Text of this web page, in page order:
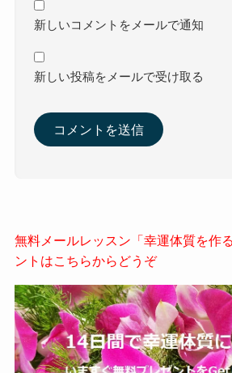
新しいコメントをメールで通知
新しい投稿をメールで受け取る
無料メールレッスン「幸運体質を作
ントはこちらからどうぞ